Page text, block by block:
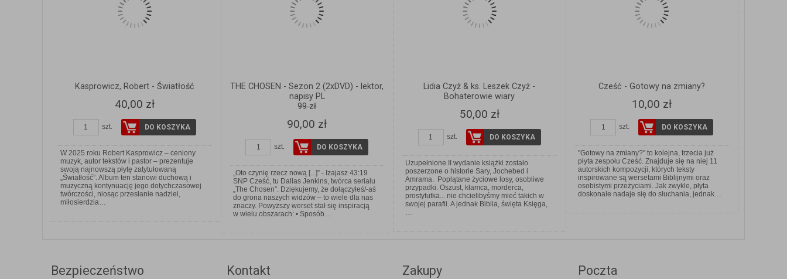
Kasprowicz, Robert - Światłość
40,00 zł
szt. DO KOSZYKA
W 2025 roku Robert Kasprowicz – ceniony
muzyk, autor tekstów i pastor – prezentuje
swoją najnowszą płytę zatytułowaną
„Światłość”. Album ten stanowi duchową i
muzyczną kontynuację jego dotychczasowej
twórczości, niosąc przesłanie nadziei,
miłosierdzia…
THE CHOSEN - Sezon 2 (2xDVD) - lektor,
napisy PL
99 zł
90,00 zł
szt. DO KOSZYKA
„Oto czynię rzecz nową [...]” - Izajasz 43:19
SNP Cześć, tu Dallas Jenkins, twórca serialu
„The Chosen”. Dziękujemy, że dołączyłeś/-aś
do grona naszych widzów – to wiele dla nas
znaczy. Powyższy werset stał się inspiracją
w wielu obszarach: • Sposób…
Lidia Czyż & ks. Leszek Czyż -
Bohaterowie wiary
50,00 zł
szt. DO KOSZYKA
Uzupełnione II wydanie książki zostało
poszerzone o historie Sary, Jochebed i
Amrama. Poplątane życiowe losy, osobliwe
przypadki. Oszust, kłamca, morderca,
prostytutka... nie chcielibyśmy mieć takich w
swojej parafii. A jednak Biblia, święta Księga,
…
Cześć - Gotowy na zmiany?
10,00 zł
szt. DO KOSZYKA
"Gotowy na zmiany?" to kolejna, trzecia już
płyta zespołu Cześć. Znajduje się na niej 11
autorskich kompozycji, których teksty
inspirowane są wersetami Biblijnymi oraz
osobistymi przeżyciami. Jak zwykle, płyta
doskonale nadaje się do słuchania, jednak…
Bezpieczeństwo Kontakt Zakupy Poczta